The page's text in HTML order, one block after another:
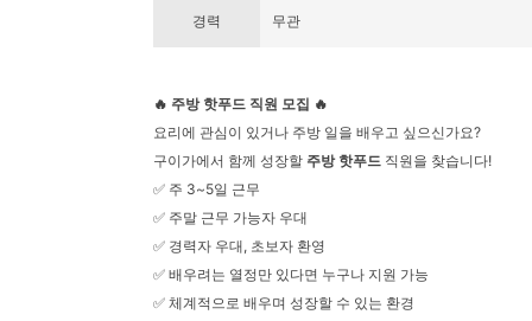
경력 무관
🔥 주방 핫푸드 직원 모집 🔥
요리에 관심이 있거나 주방 일을 배우고 싶으신가요?
구이가에서 함께 성장할 주방 핫푸드 직원을 찾습니다!
✅ 주 3~5일 근무
✅ 주말 근무 가능자 우대
✅ 경력자 우대, 초보자 환영
✅ 배우려는 열정만 있다면 누구나 지원 가능
✅ 체계적으로 배우며 성장할 수 있는 환경